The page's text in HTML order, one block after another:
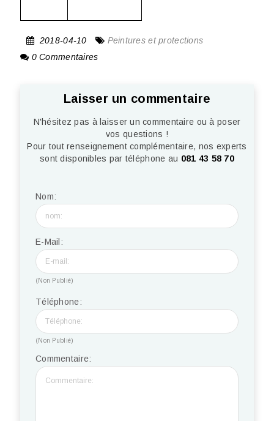
2018-04-10
Peintures et protections
0 Commentaires
Laisser un commentaire
N'hésitez pas à laisser un commentaire ou à poser
vos questions !
Pour tout renseignement complémentaire, nos experts
sont disponibles par téléphone au 081 43 58 70
Nom:
E-Mail:
(Non Publié)
Téléphone:
(Non Publié)
Commentaire: